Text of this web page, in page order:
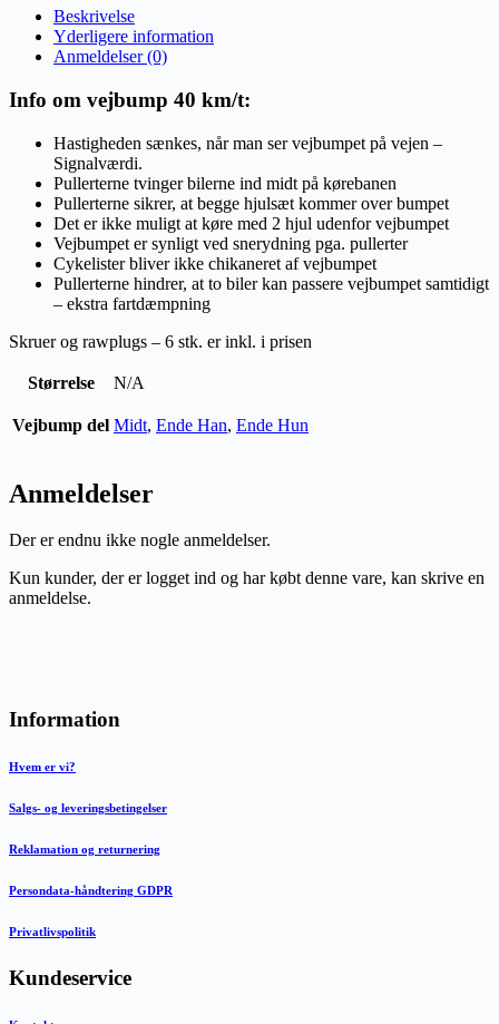
Beskrivelse
Yderligere information
Anmeldelser (0)
Info om vejbump 40 km/t:
Hastigheden sænkes, når man ser vejbumpet på vejen –
Signalværdi.
Pullerterne tvinger bilerne ind midt på kørebanen
Pullerterne sikrer, at begge hjulsæt kommer over bumpet
Det er ikke muligt at køre med 2 hjul udenfor vejbumpet
Vejbumpet er synligt ved snerydning pga. pullerter
Cykelister bliver ikke chikaneret af vejbumpet
Pullerterne hindrer, at to biler kan passere vejbumpet samtidigt
– ekstra fartdæmpning
Skruer og rawplugs – 6 stk. er inkl. i prisen
Størrelse N/A
Vejbump del Midt, Ende Han, Ende Hun
Anmeldelser
Der er endnu ikke nogle anmeldelser.
Kun kunder, der er logget ind og har købt denne vare, kan skrive en
anmeldelse.
Information
Hvem er vi?
Salgs- og leveringsbetingelser
Reklamation og returnering
Persondata-håndtering GDPR
Privatlivspolitik
Kundeservice